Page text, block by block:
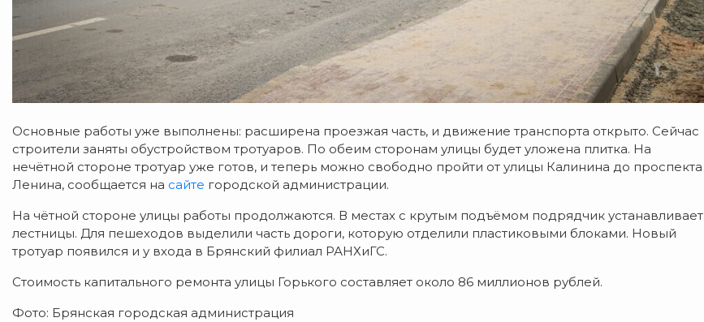
Основные работы уже выполнены: расширена проезжая часть, и движение транспорта открыто. Сейчас
строители заняты обустройством тротуаров. По обеим сторонам улицы будет уложена плитка. На
нечётной стороне тротуар уже готов, и теперь можно свободно пройти от улицы Калинина до проспекта
Ленина, сообщается на сайте городской администрации.
На чётной стороне улицы работы продолжаются. В местах с крутым подъёмом подрядчик устанавливает
лестницы. Для пешеходов выделили часть дороги, которую отделили пластиковыми блоками. Новый
тротуар появился и у входа в Брянский филиал РАНХиГС.
Стоимость капитального ремонта улицы Горького составляет около 86 миллионов рублей.
Фото: Брянская городская администрация